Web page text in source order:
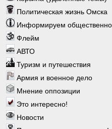
Политическая жизнь Омска
Информируем
Флейм
АВТО
Туризм и путешествия
Армия и военное дело
Мнение оппозиции
Это интересно!
Новости